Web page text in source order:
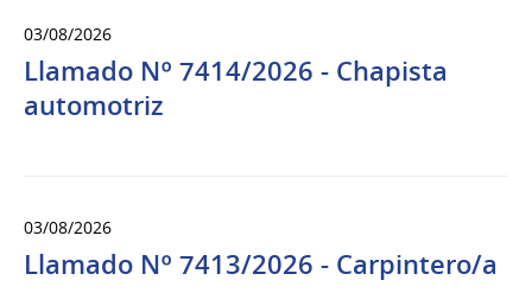
03/08/2026
Llamado Nº 7414/2026 - Chapista
automotriz
03/08/2026
Llamado Nº 7413/2026 - Carpintero/a